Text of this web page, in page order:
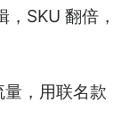
SKU 翻倍，
量，用联名款